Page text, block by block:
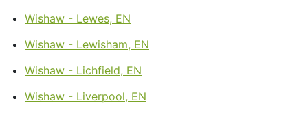
Wishaw - Lewes, EN
Wishaw - Lewisham, EN
Wishaw - Lichfield, EN
Wishaw - Liverpool, EN